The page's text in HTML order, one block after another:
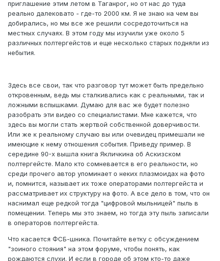
приглашение этим летом в Таганрог, но от нас до туда
реально далековато - где-то 2000 км. Я не знаю на чем вы
добирались, но мы все же решили сосредоточиться на
местных случаях. В этом году мы изучили уже около 5
различных полтергейстов и еще несколько старых подняли из
небытия.
Здесь все свои, так что разговор тут может быть предельно
откровенным, ведь мы сталкивались как с реальными, так и
ложными вспышками. Думаю для вас же будет полезно
разобрать эти видео со специалистами. Мне кажется, что
здесь вы могли стать жертвой собственной доверчивости.
Или же к реальному случаю вы или очевидец примешали не
имеющие к нему отношения события. Приведу пример. В
середине 90-х вышла книга Якличкина об Аскизском
полтергейсте. Мало кто сомневается в его реальности, но
среди прочего автор упоминает о неких плазмоидах на фото
и, помнится, называет их тоже операторами полтергейста и
рассматривает их структуру на фото. А все дело в том, что он
наснимал еще редкой тогда "цифровой мыльницей" пыль в
помещении. Теперь мы это знаем, но тогда эту пыль записали
в операторов полтергейста.
Что касается ФСБ-шника. Почитайте ветку с обсуждением
"зоиного стояния" на этом форуме, чтобы понять, как
рождаются слухи. И если в городе об этом кто-то даже